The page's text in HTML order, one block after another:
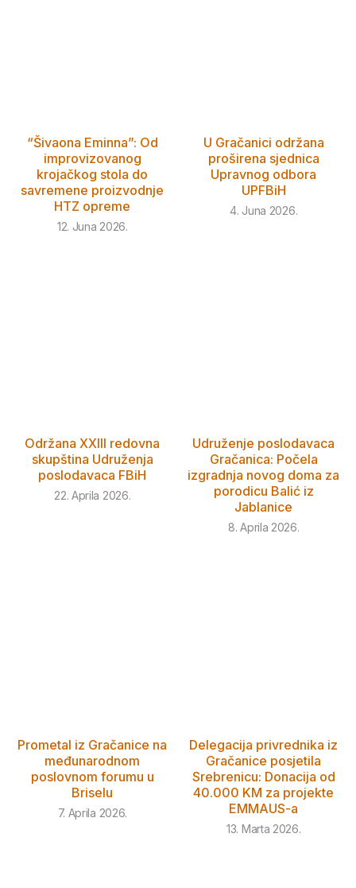
“Šivaona Eminna”: Od
improvizovanog
krojačkog stola do
savremene proizvodnje
HTZ opreme
12. Juna 2026.
U Gračanici održana
proširena sjednica
Upravnog odbora
UPFBiH
4. Juna 2026.
Održana XXIII redovna
skupština Udruženja
poslodavaca FBiH
22. Aprila 2026.
Udruženje poslodavaca
Gračanica: Počela
izgradnja novog doma za
porodicu Balić iz
Jablanice
8. Aprila 2026.
Prometal iz Gračanice na
međunarodnom
poslovnom forumu u
Briselu
7. Aprila 2026.
Delegacija privrednika iz
Gračanice posjetila
Srebrenicu: Donacija od
40.000 KM za projekte
EMMAUS-a
13. Marta 2026.